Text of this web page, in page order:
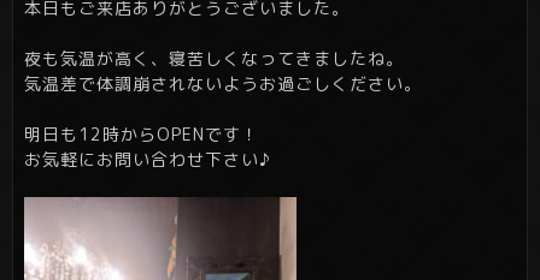
本日もご来店ありがとうございました。
夜も気温が高く、寝苦しくなってきましたね。
気温差で体調崩されないようお過ごしください。
明日も12時からOPENです！
お気軽にお問い合わせ下さい♪